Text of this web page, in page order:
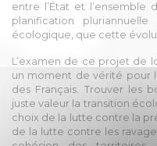
entre l’État et l’ensemble
planification
écologique, que cette
L’examen de ce projet de
un moment de vérité pour
des Français. Trouver les
juste valeur la transition
choix de la lutte contre la
de la lutte contre les